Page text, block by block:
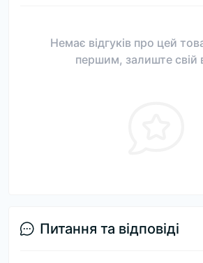
Немає відгуків про цей
першим, залиште свій
Питання та відповіді